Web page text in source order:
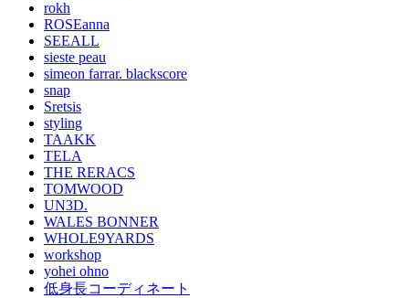
rokh
ROSEanna
SEEALL
sieste peau
simeon farrar. blackscore
snap
Sretsis
styling
TAAKK
TELA
THE RERACS
TOMWOOD
UN3D.
WALES BONNER
WHOLE9YARDS
workshop
yohei ohno
低身長コーディネート